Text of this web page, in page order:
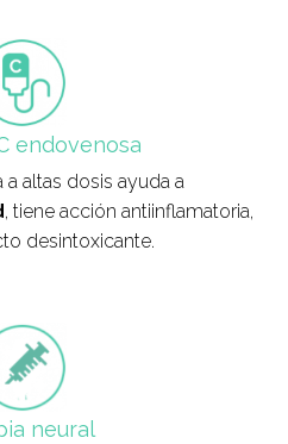
endovenosa
a altas dosis ayuda a
, tiene acción antiinflamatoria,
desintoxicante.
neural